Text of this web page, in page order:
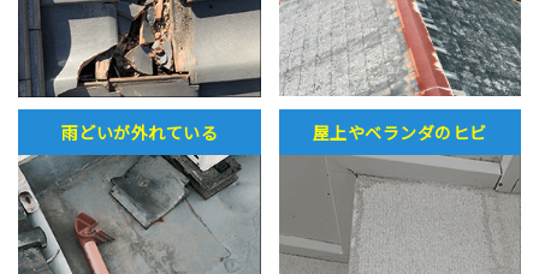
雨どいが外れている 屋上やベランダのヒビ